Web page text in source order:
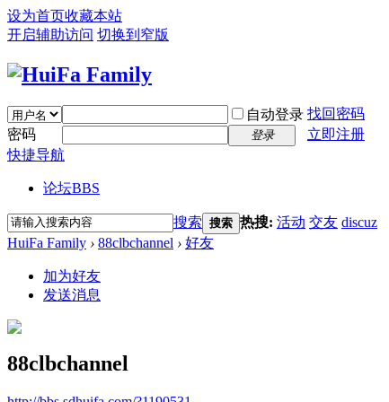
设为首页收藏本站
开启辅助访问 切换到窄版
自动登录 找回密码
密码
登录
立即注册
快捷导航
论坛BBS
搜索 搜索 热搜: 活动 交友 discuz
HuiFa Family › 88clbchannel › 好友
加为好友
发送消息
88clbchannel